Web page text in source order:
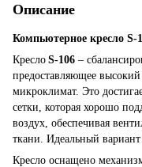
Описание
Компьютерное кресло
Кресло S-106 –
предоставляющее
микроклимат. Это
сетки, которая хорошо
воздух, обеспечивая
ткани. Идеальный
Кресло оснащено